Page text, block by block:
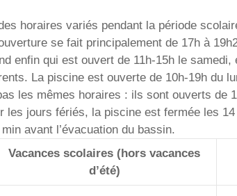
horaires variés pendant la période
se fait principalement de 17h à
enfin qui est ouvert de 11h-15h le
La piscine est ouverte de 10h-19h du
les mêmes horaires : ils sont ouverts de
jours fériés, la piscine est fermée les
avant l’évacuation du bassin.
Vacances scolaires (hors vacances
d’été)